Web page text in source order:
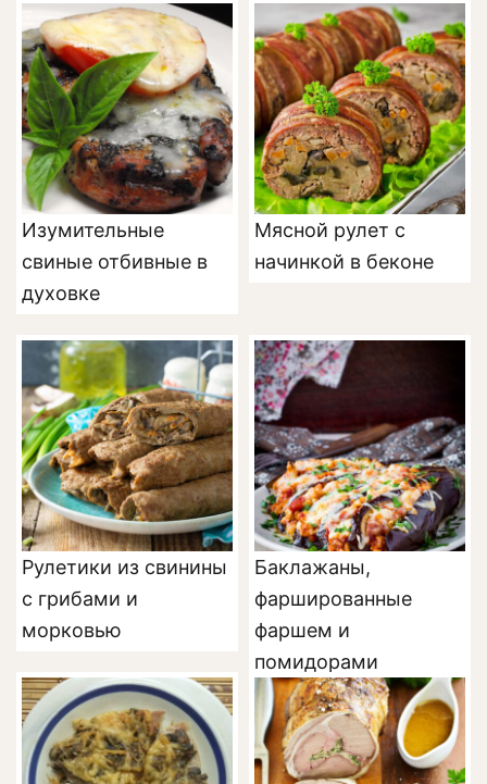
Изумительные
свиные отбивные в
духовке
Мясной рулет с
начинкой в беконе
Рулетики из свинины
с грибами и
морковью
Баклажаны,
фаршированные
фаршем и
помидорами